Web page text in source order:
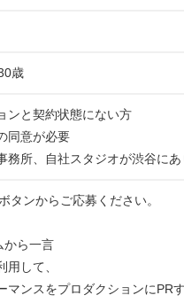
歳
ンと契約状態にない方
同意が必要
務所、自社スタジオが渋谷にあ
タンからご応募ください。
から一言
して、
マンスをプロダクションにPR